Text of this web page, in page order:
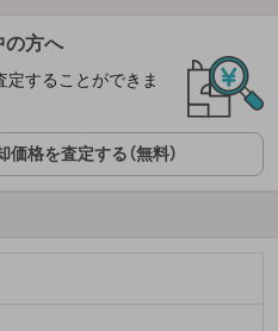
の方へ
することができま
格を査定する（無料）